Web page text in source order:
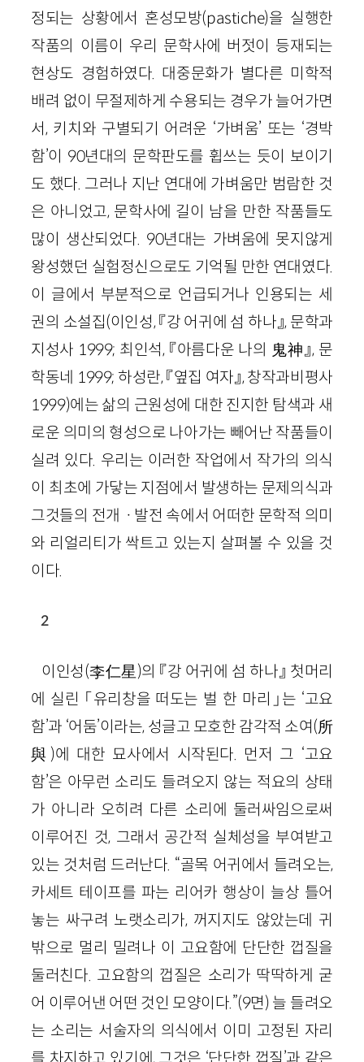
정되는 상황에서 혼성모방(pastiche)을 실행한
작품의 이름이 우리 문학사에 버젓이 등재되는
현상도 경험하였다. 대중문화가 별다른 미학적
배려 없이 무절제하게 수용되는 경우가 늘어가면
서, 키치와 구별되기 어려운 ‘가벼움’ 또는 ‘경박
함’이 90년대의 문학판도를 휩쓰는 듯이 보이기
도 했다. 그러나 지난 연대에 가벼움만 범람한 것
은 아니었고, 문학사에 길이 남을 만한 작품들도
많이 생산되었다. 90년대는 가벼움에 못지않게
왕성했던 실험정신으로도 기억될 만한 연대였다.
이 글에서 부분적으로 언급되거나 인용되는 세
권의 소설집(이인성, 『강 어귀에 섬 하나』, 문학과
지성사 1999; 최인석, 『아름다운 나의 鬼神』, 문
학동네 1999; 하성란, 『옆집 여자』, 창작과비평사
1999)에는 삶의 근원성에 대한 진지한 탐색과 새
로운 의미의 형성으로 나아가는 빼어난 작품들이
실려 있다. 우리는 이러한 작업에서 작가의 의식
이 최초에 가닿는 지점에서 발생하는 문제의식과
그것들의 전개ㆍ발전 속에서 어떠한 문학적 의미
와 리얼리티가 싹트고 있는지 살펴볼 수 있을 것
이다.
2
이인성(李仁星)의 『강 어귀에 섬 하나』 첫머리
에 실린 「유리창을 떠도는 벌 한 마리」는 ‘고요
함’과 ‘어둠’이라는, 성글고 모호한 감각적 소여(所
與)에 대한 묘사에서 시작된다. 먼저 그 ‘고요
함’은 아무런 소리도 들려오지 않는 적요의 상태
가 아니라 오히려 다른 소리에 둘러싸임으로써
이루어진 것, 그래서 공간적 실체성을 부여받고
있는 것처럼 드러난다. “골목 어귀에서 들려오는,
카세트 테이프를 파는 리어카 행상이 늘상 틀어
놓는 싸구려 노랫소리가, 꺼지지도 않았는데 귀
밖으로 멀리 밀려나 이 고요함에 단단한 껍질을
둘러친다. 고요함의 껍질은 소리가 딱딱하게 굳
어 이루어낸 어떤 것인 모양이다.”(9면) 늘 들려오
는 소리는 서술자의 의식에서 이미 고정된 자리